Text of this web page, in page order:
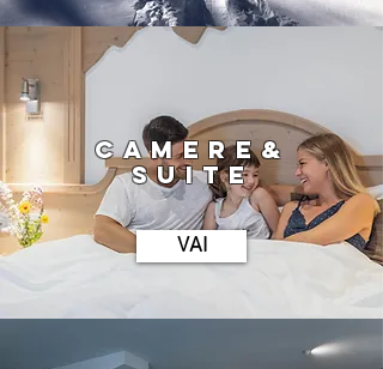
CAMERE&
SUITE
VAI